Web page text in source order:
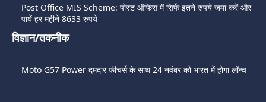
Post Office MIS Scheme: पोस्ट ऑफिस में सिर्फ इतने रुपये जमा करें और
पायें हर महीने 8633 रुपये
विज्ञान/तकनीक
Moto G57 Power दमदार फीचर्स के साथ 24 नवंबर को भारत में होगा लॉन्च